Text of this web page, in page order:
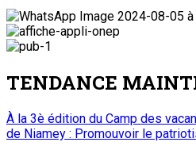
TENDANCE
À la 3è édition du Camp des
de Niamey : Promouvoir le